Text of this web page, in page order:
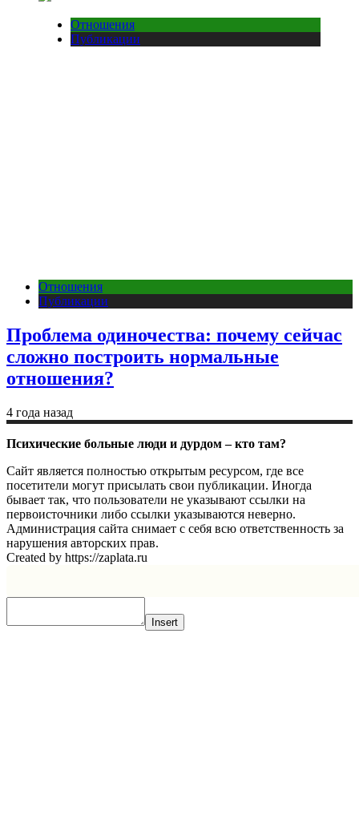
Отношения
Публикации
Отношения
Публикации
Проблема одиночества: почему сейчас
сложно построить нормальные
отношения?
4 года назад
Психические больные люди и дурдом – кто там?
Сайт является полностью открытым ресурсом, где все
посетители могут присылать свои публикации. Иногда
бывает так, что пользователи не указывают ссылки на
первоисточники либо ссылки указываются неверно.
Администрация сайта снимает с себя всю ответственность за
нарушения авторских прав.
Created by https://zaplata.ru
Insert